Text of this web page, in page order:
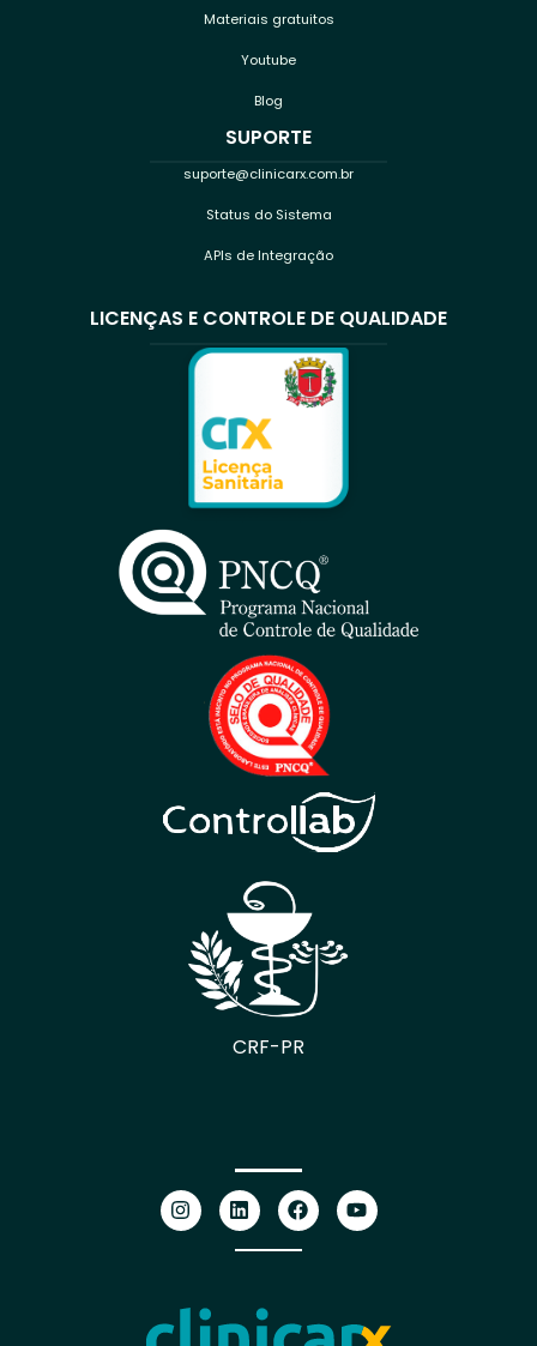
Materiais gratuitos
Youtube
Blog
SUPORTE
suporte@clinicarx.com.br
Status do Sistema
APIs de Integração
LICENÇAS E CONTROLE DE QUALIDADE